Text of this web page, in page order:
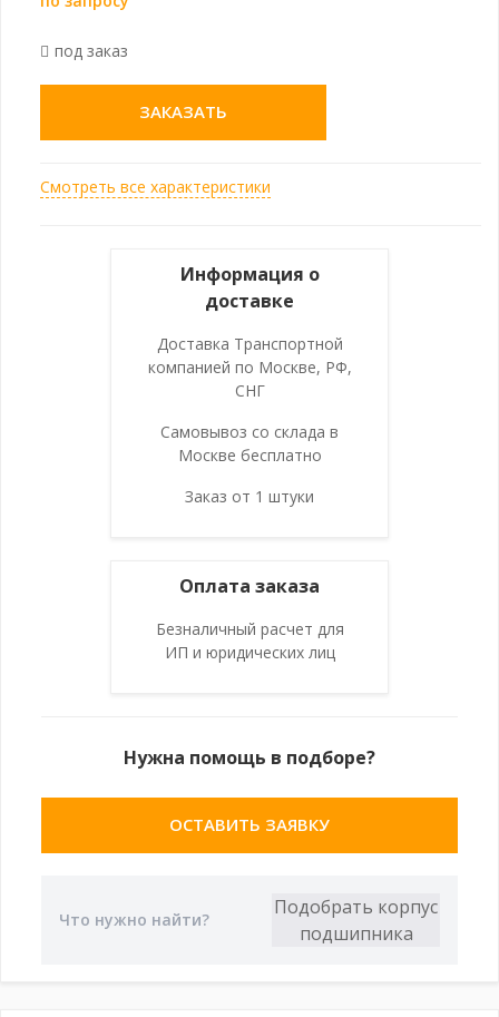
под заказ
ЗАКАЗАТЬ
Смотреть все характеристики
Информация о
доставке
Доставка Транспортной
компанией по Москве, РФ,
СНГ
Самовывоз со склада в
Москве бесплатно
Заказ от 1 штуки
Оплата заказа
Безналичный расчет для
ИП и юридических лиц
Нужна помощь в подборе?
ОСТАВИТЬ ЗАЯВКУ